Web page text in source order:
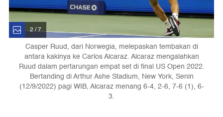
2 / 7
Casper Ruud, dari Norwegia, melepaskan tembakan di
antara kakinya ke Carlos Alcaraz. Alcaraz mengalahkan
Ruud dalam pertarungan empat set di final US Open 2022.
Bertanding di Arthur Ashe Stadium, New York, Senin
(12/9/2022) pagi WIB, Alcaraz menang 6-4, 2-6, 7-6 (1), 6-
3.